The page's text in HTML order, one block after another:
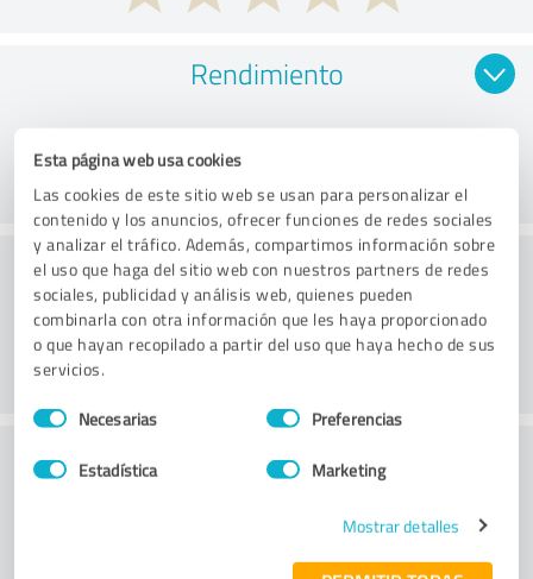
Esta página web usa cookies
Las cookies de este sitio web se usan para personalizar el
contenido y los anuncios, ofrecer funciones de redes sociales
y analizar el tráfico. Además, compartimos información sobre
el uso que haga del sitio web con nuestros partners de redes
sociales, publicidad y análisis web, quienes pueden
combinarla con otra información que les haya proporcionado
o que hayan recopilado a partir del uso que haya hecho de sus
servicios.
Selección
de
Necesarias Preferencias
Estadística Marketing
Mostrar detalles
Rendimiento
Consultoría
Servicio de atención al cliente